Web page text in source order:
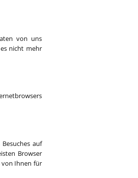
von uns
nicht mehr
auf
Browser
von Ihnen für